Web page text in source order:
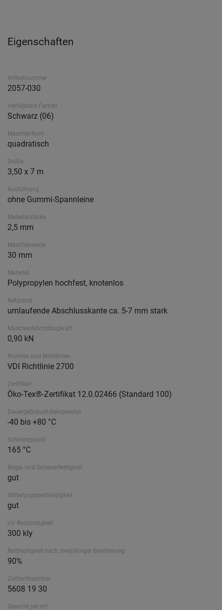
Eigenschaften
Artikelnummer
2057-030
Verfügbare Farben
Schwarz (06)
Maschenform
quadratisch
Größe
3,50 x 7 m
Ausführung
ohne Gummi-Spannleine
Materialstärke
2,5 mm
Maschenweite
30 mm
Material
Polypropylen hochfest, knotenlos
Netzrand
umlaufende Abschlusskante ca. 5-7 mm stark
Maschenhöchstzugkraft
0,90 kN
Normen und Richtlinien
VDI Richtlinie 2700
Zertifikat
Öko-Tex®-Zertifikat 12.0.02466 (Standard 100)
Dauergebrauchstemperatur
-40 bis +80 °C
Schmelzpunkt
165 °C
Biege- und Scheuerfestigkeit
gut
Witterungsbeständigkeit
gut
UV-Beständigkeit
300 kly
Reißfestigkeit nach zweijähriger Bewitterung
90%
Zolltarifnummer
5608 19 30
Gewicht per m²